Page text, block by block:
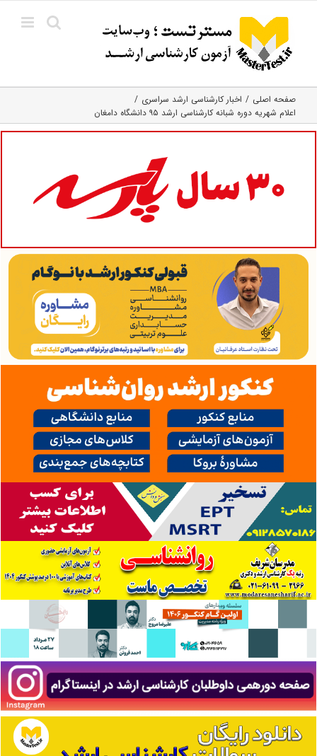
content
صفحه اصلی
اخبار کارشناسی ارشد سراسری
اعلام شهریه دوره‌ شبانه کارشناسی ارشد ۹۵ دانشگاه دامغان